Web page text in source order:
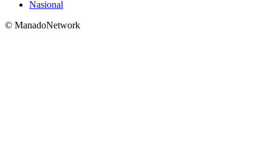
Nasional
© ManadoNetwork